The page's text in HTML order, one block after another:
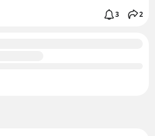
3 2